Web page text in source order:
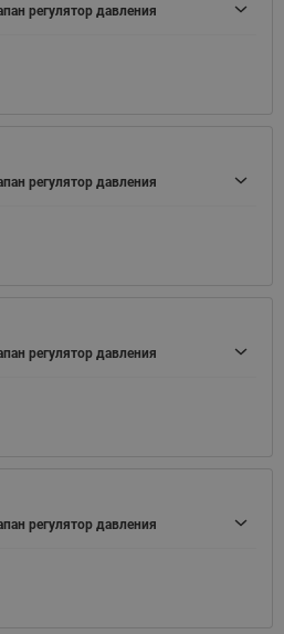
регулятор давления
регулятор давления
регулятор давления
регулятор давления